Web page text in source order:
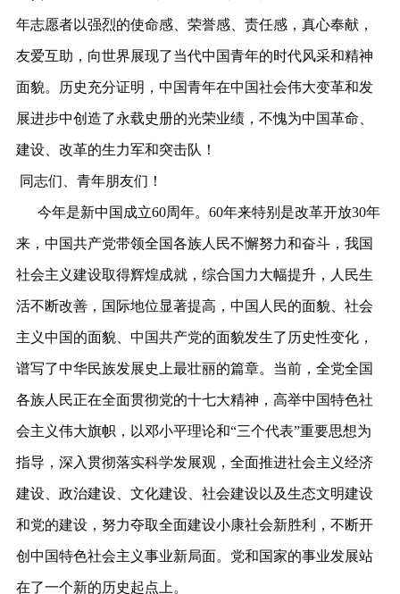
年志愿者以强烈的使命感、荣誉感、责任感，真心奉献，
友爱互助，向世界展现了当代中国青年的时代风采和精神
面貌。历史充分证明，中国青年在中国社会伟大变革和发
展进步中创造了永载史册的光荣业绩，不愧为中国革命、
建设、改革的生力军和突击队！
同志们、青年朋友们！
今年是新中国成立60周年。60年来特别是改革开放30年
来，中国共产党带领全国各族人民不懈努力和奋斗，我国
社会主义建设取得辉煌成就，综合国力大幅提升，人民生
活不断改善，国际地位显著提高，中国人民的面貌、社会
主义中国的面貌、中国共产党的面貌发生了历史性变化，
谱写了中华民族发展史上最壮丽的篇章。当前，全党全国
各族人民正在全面贯彻党的十七大精神，高举中国特色社
会主义伟大旗帜，以邓小平理论和“三个代表”重要思想为
指导，深入贯彻落实科学发展观，全面推进社会主义经济
建设、政治建设、文化建设、社会建设以及生态文明建设
和党的建设，努力夺取全面建设小康社会新胜利，不断开
创中国特色社会主义事业新局面。党和国家的事业发展站
在了一个新的历史起点上。